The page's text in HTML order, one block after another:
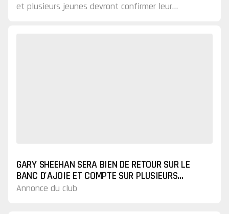
et plusieurs jeunes devront confirmer leur
GARY SHEEHAN SERA BIEN DE RETOUR SUR LE
BANC D'AJOIE ET COMPTE SUR PLUSIEURS
NOUVELLES ARRIVÉES
Annonce du club